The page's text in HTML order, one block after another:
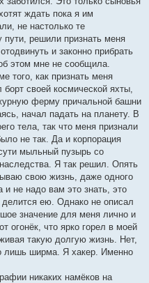
ждать пока я им
не настолько те
пути, решили признать меня
и законно прибрать
этом мне не сообщила.
того, как признать меня
своей космической яхты,
ферму причальной башни
начал падать на планету. В
тела, так что меня признали
не так. Да и корпорация
мыльный пузырь со
Я так решил. Опять
свою жизнь, даже одного
и не надо вам это знать, это
ею. Однако не описал
значение для меня лично и
огонёк, что ярко горел в моей
такую долгую жизнь. Нет,
лишь ширма. Я хакер. Именно
никаких намёков на